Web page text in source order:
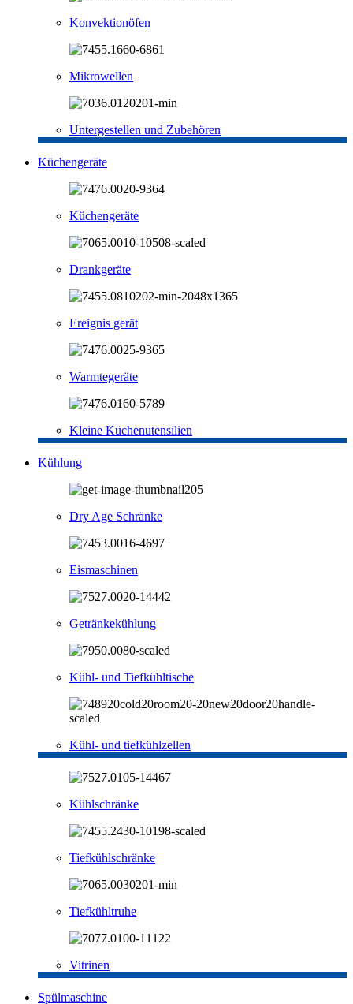
Konvektionöfen
Mikrowellen
Untergestellen und Zubehören
Küchengeräte
Küchengeräte
Drankgeräte
Ereignis gerät
Warmtegeräte
Kleine Küchenutensilien
Kühlung
Dry Age Schränke
Eismaschinen
Getränkekühlung
Kühl- und Tiefkühltische
Kühl- und tiefkühlzellen
Kühlschränke
Tiefkühlschränke
Tiefkühltruhe
Vitrinen
Spülmaschine